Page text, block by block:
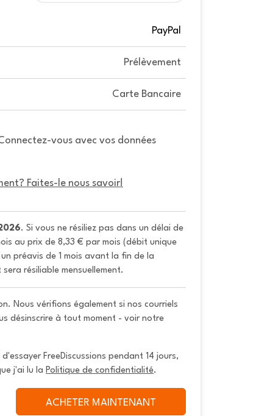
PayPal
Prélèvement
Carte Bancaire
vous avec vos données
Faites-le nous savoir!
. Si vous ne résiliez pas dans un délai de
au prix de 8,33 € par mois (débit unique
préavis de 1 mois avant la fin de la
résiliable mensuellement.
Nous vérifions également si nos courriels
désinscrire à tout moment - voir notre
FreeDiscussions pendant 14 jours,
j'ai lu la Politique de confidentialité.
ACHETER MAINTENANT